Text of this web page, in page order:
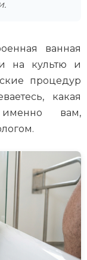
ванная
на культю и
процедур
какая
вам,